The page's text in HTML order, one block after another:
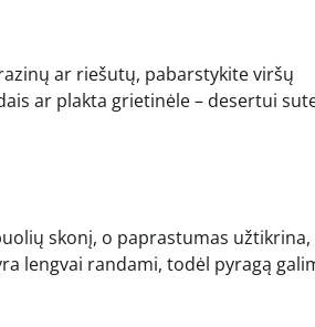
ar riešutų, pabarstykite viršų
ar plakta grietinėle – desertui
skonį, o paprastumas užtikrina,
lengvai randami, todėl pyragą